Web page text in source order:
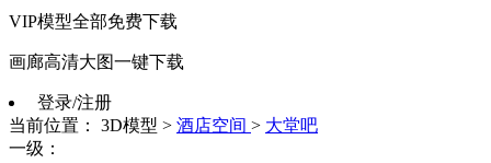
VIP模型全部免费下载
画廊高清大图一键下载
登录/注册
当前位置：
3D模型 > 酒店空间 > 大堂吧
一级：